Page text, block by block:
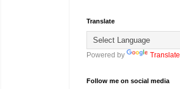
Translate
Powered by Translate
Follow me on social media